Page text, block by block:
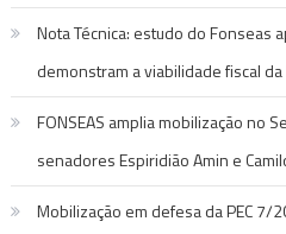
Nota Técnica: estudo do Fonseas
demonstram a viabilidade fiscal
FONSEAS amplia mobilização no
senadores Espiridião Amin e
Mobilização em defesa da PEC 7/